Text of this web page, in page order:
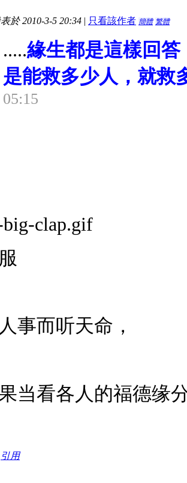
於 2010-3-5 20:34 | 只看該作者 簡體 繁體
.....緣生都是這樣回
是能救多少人，就救
05:15
事而听天命，
当看各人的福德缘
引用